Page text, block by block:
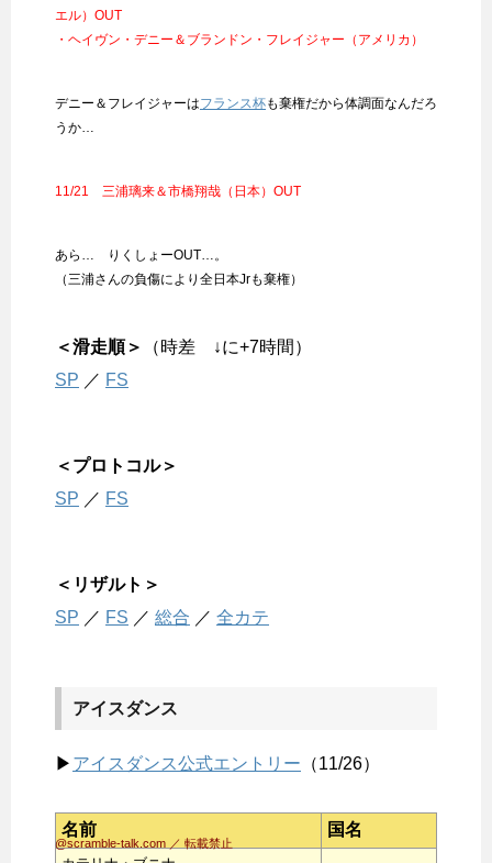
エル）OUT
・ヘイヴン・デニー＆ブランドン・フレイジャー（アメリカ）
デニー＆フレイジャーはフランス杯も棄権だから体調面なんだろ
うか…
11/21 三浦璃来＆市橋翔哉（日本）OUT
あら… りくしょーOUT…。
（三浦さんの負傷により全日本Jrも棄権）
＜滑走順＞
（時差 ↓に+7時間）
SP ／ FS
＜プロトコル＞
SP ／ FS
＜リザルト＞
SP ／ FS ／ 総合 ／ 全カテ
アイスダンス
▶ アイスダンス公式エントリー （11/26）
@scramble-talk.com ／ 転載禁止
名前 国名